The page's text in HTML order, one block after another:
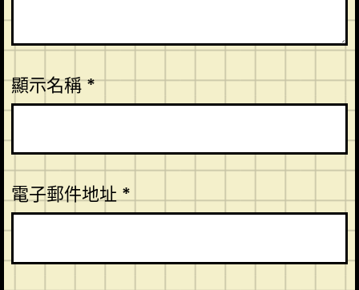
顯示名稱*
電子郵件地址*